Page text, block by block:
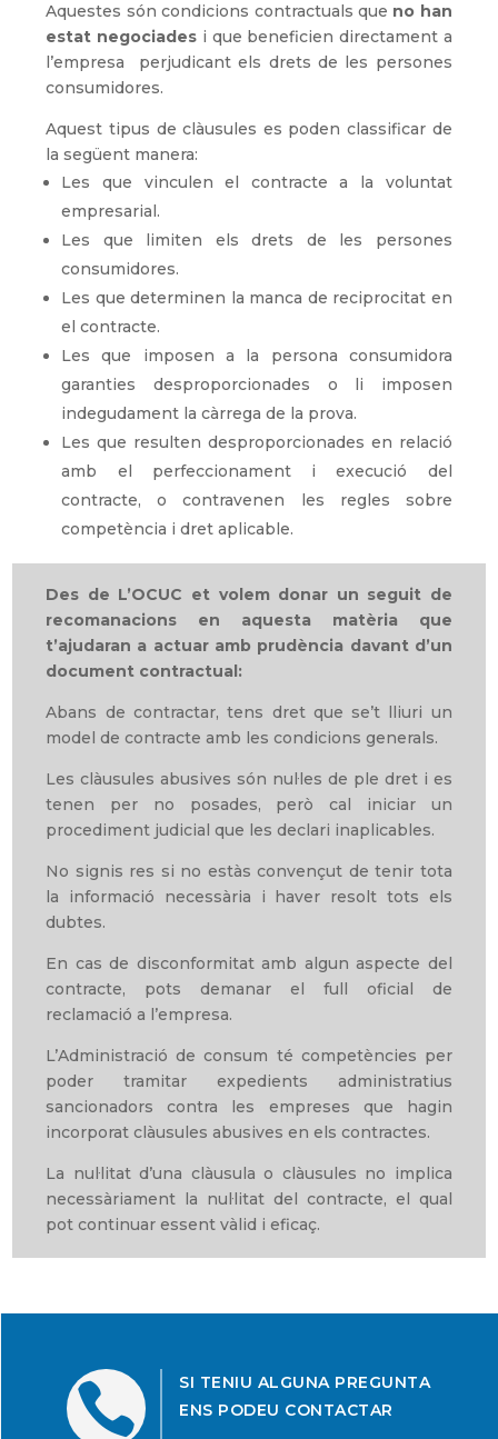
Aquestes són condicions contractuals que no han
estat negociadesi que beneficien directament a
l’empresa perjudicant els drets de les persones
consumidores.
Aquest tipus de clàusules es poden classificar de
la següent manera:
Les que vinculen el contracte a la voluntat
empresarial.
Les que limiten els drets de les persones
consumidores.
Les que determinen la manca de reciprocitat en
el contracte.
Les que imposen a la persona consumidora
garanties desproporcionades o li imposen
indegudament la càrrega de la prova.
Les que resulten desproporcionades en relació
amb el perfeccionament i execució del
contracte, o contravenen les regles sobre
competència i dret aplicable.
Des de L’OCUC et volem donar un seguit de
recomanacions en aquesta matèria que
t’ajudaran a actuar amb prudència davant d’un
document contractual:
Abans de contractar, tens dret que se’t lliuri un
model de contracte amb les condicions generals.
Les clàusules abusives són nul·les de ple dret i es
tenen per no posades, però cal iniciar un
procediment judicial que les declari inaplicables.
No signis res si no estàs convençut de tenir tota
la informació necessària i haver resolt tots els
dubtes.
En cas de disconformitat amb algun aspecte del
contracte, pots demanar el full oficial de
reclamació a l’empresa.
L’Administració de consum té competències per
poder tramitar expedients administratius
sancionadors contra les empreses que hagin
incorporat clàusules abusives en els contractes.
La nul·litat d’una clàusula o clàusules no implica
necessàriament la nul·litat del contracte, el qual
pot continuar essent vàlid i eficaç.

SI TENIU ALGUNA PREGUNTA
ENS PODEU CONTACTAR